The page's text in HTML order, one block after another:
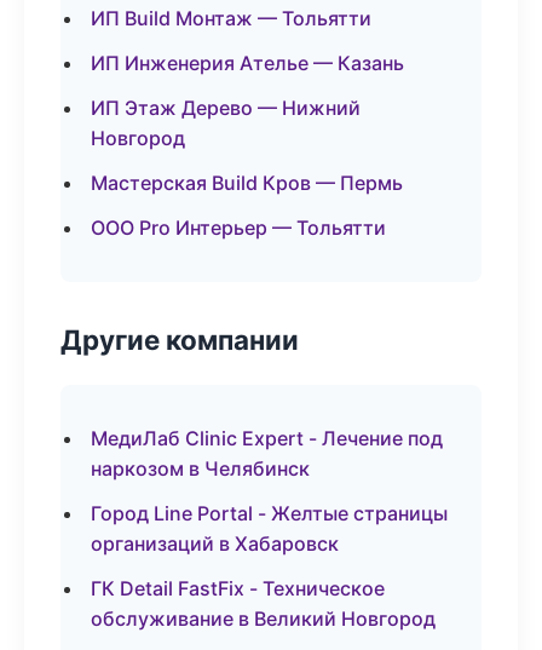
ИП Build Монтаж — Тольятти
ИП Инженерия Ателье — Казань
ИП Этаж Дерево — Нижний
Новгород
Мастерская Build Кров — Пермь
ООО Pro Интерьер — Тольятти
Другие компании
МедиЛаб Clinic Expert - Лечение под
наркозом в Челябинск
Город Line Portal - Желтые страницы
организаций в Хабаровск
ГК Detail FastFix - Техническое
обслуживание в Великий Новгород